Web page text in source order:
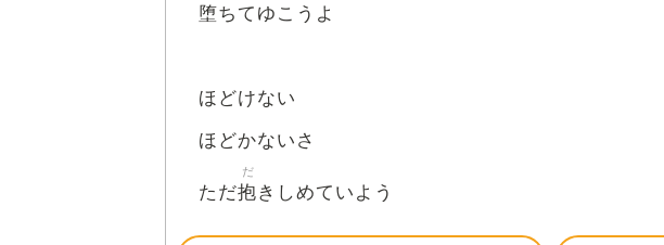
堕ちてゆこうよ
ほどけない
ほどかないさ
ただ抱
だ
きしめていよう